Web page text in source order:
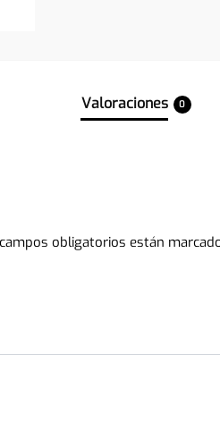
Valoraciones 0
obligatorios están